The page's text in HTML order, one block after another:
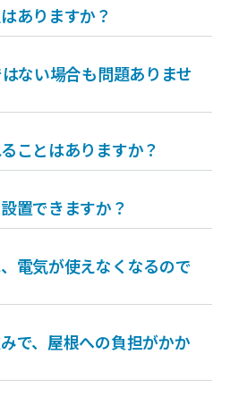
ありますか？
ない場合も問題ありませ
ことはありますか？
置できますか？
電気が使えなくなるので
で、屋根への負担がかか